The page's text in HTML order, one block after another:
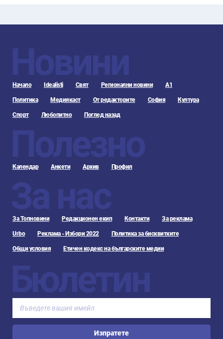
Новини
Начало Idealisti Свят Регионални новини А1
Политика Медиякаст От редакторите София Култура
Спорт Любопитно Поглед назад
Полезно
Календар Анкети Архив Профил
За нас
За Топновини Редакционен екип Контакти За реклама
Urbo Реклама - Избори 2022 Политика за бисквитките
Общи условия Етичен кодекс на българските медии
Бюлетин
Изпратете